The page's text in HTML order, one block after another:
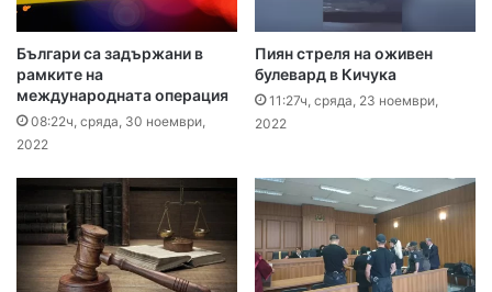
Българи са задържани в
рамките на
международната операция
08:22ч, сряда, 30 ноември,
2022
Пиян стреля на оживен
булевард в Кичука
11:27ч, сряда, 23 ноември,
2022